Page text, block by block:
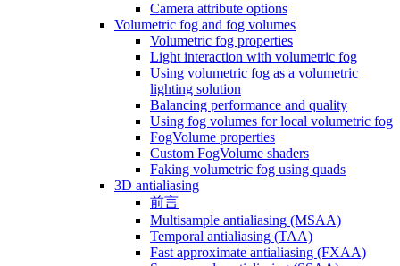
Camera attribute options
Volumetric fog and fog volumes
Volumetric fog properties
Light interaction with volumetric fog
Using volumetric fog as a volumetric
lighting solution
Balancing performance and quality
Using fog volumes for local volumetric fog
FogVolume properties
Custom FogVolume shaders
Faking volumetric fog using quads
3D antialiasing
前言
Multisample antialiasing (MSAA)
Temporal antialiasing (TAA)
Fast approximate antialiasing (FXAA)